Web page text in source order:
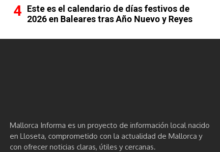
Este es el calendario de días festivos de
2026 en Baleares tras Año Nuevo y Reyes
Mallorca Informa es un proyecto de información local nacido
en Lloseta, comprometido con la actualidad de Mallorca y
con ofrecer noticias claras, útiles y cercanas.